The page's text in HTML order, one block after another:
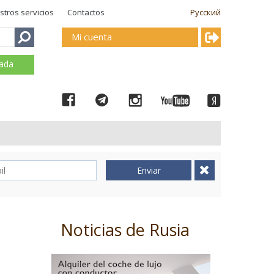
Русский
servicios Contactos
Mi cuenta
Enviar
Noticias de Rusia